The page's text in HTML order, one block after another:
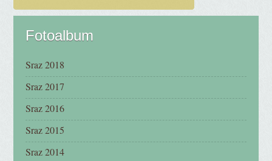
Fotoalbum
Sraz 2018
Sraz 2017
Sraz 2016
Sraz 2015
Sraz 2014